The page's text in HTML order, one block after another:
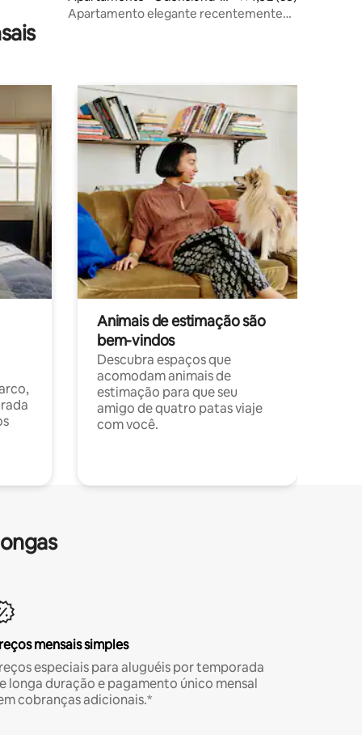
denskog
Apartamento elegante recentemente
Animais de estimação são
bem-vindos
Descubra espaços que
acomodam animais de
estimação para que seu
amigo de quatro patas viaje
com você.
mensais simples
especiais para aluguéis por temporada
longa duração e pagamento único mensal
cobranças adicionais.*